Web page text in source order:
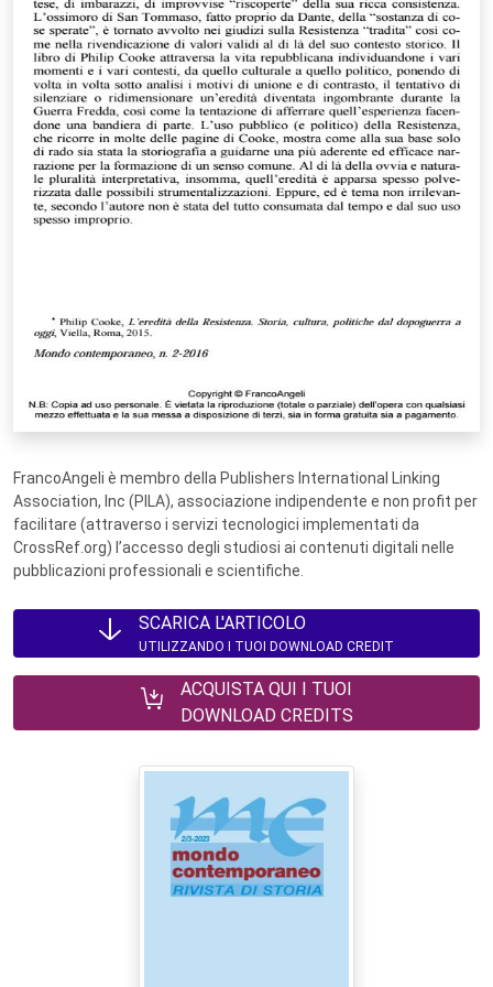
FrancoAngeli è membro della Publishers International Linking
Association, Inc (PILA), associazione indipendente e non profit per
facilitare (attraverso i servizi tecnologici implementati da
CrossRef.org) l’accesso degli studiosi ai contenuti digitali nelle
pubblicazioni professionali e scientifiche.
SCARICA L'ARTICOLO
UTILIZZANDO I TUOI DOWNLOAD CREDIT
ACQUISTA QUI I TUOI
DOWNLOAD CREDITS